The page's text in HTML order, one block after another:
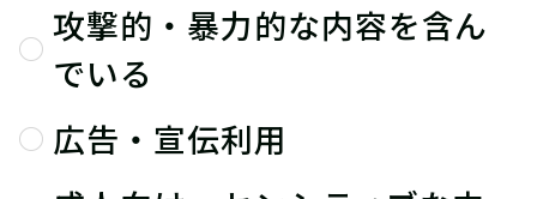
攻撃的・暴力的な内容を含ん
でいる
広告・宣伝利用